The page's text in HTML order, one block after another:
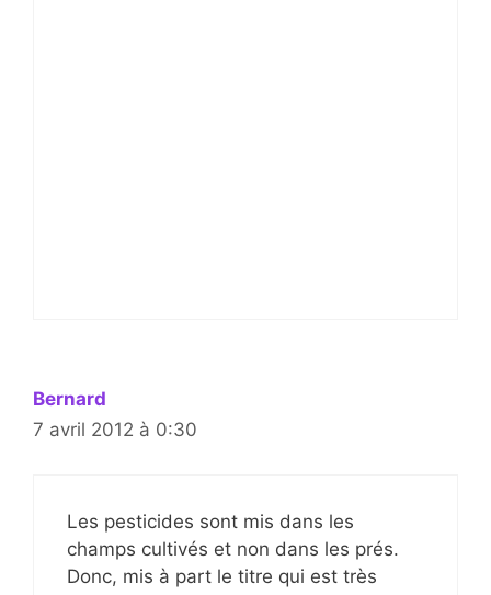
Bernard
7 avril 2012 à 0:30
Les pesticides sont mis dans les
champs cultivés et non dans les prés.
Donc, mis à part le titre qui est très